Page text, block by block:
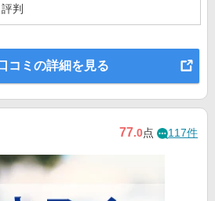
判
コミの詳細を見る
77.0点 117件